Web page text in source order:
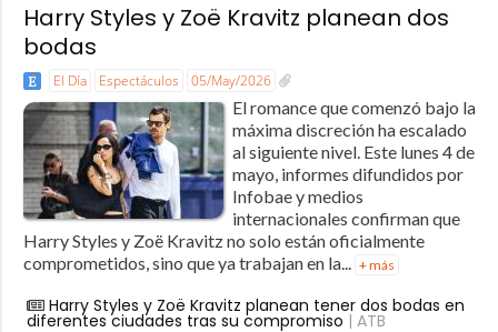
Harry Styles y Zoë Kravitz planean dos
bodas
El Día Espectáculos 05/May/2026
El romance que comenzó bajo la
máxima discreción ha escalado
al siguiente nivel. Este lunes 4 de
mayo, informes difundidos por
Infobae y medios
internacionales confirman que
Harry Styles y Zoë Kravitz no solo están oficialmente
comprometidos, sino que ya trabajan en la...
+ más
Harry Styles y Zoë Kravitz planean tener dos bodas en
diferentes ciudades tras su compromiso | ATB